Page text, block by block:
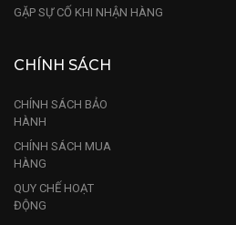
GẶP SỰ CỐ KHI NHẬN HÀNG
CHÍNH SÁCH
CHÍNH SÁCH BẢO
HÀNH
CHÍNH SÁCH MUA
HÀNG
QUY CHẾ HOẠT
ĐỘNG